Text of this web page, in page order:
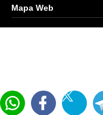
Mapa Web